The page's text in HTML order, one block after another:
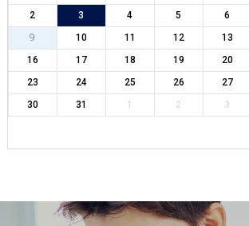
2
3 4 5 6
9
10 11 12 13
16
17 18 19 20
23
24 25 26 27
30
31 1 2 3